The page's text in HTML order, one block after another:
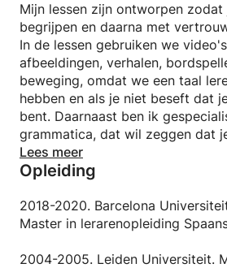
Mijn lessen zijn ontworpen zodat je de taal leert
begrijpen en daarna met
In de lessen gebruiken we
afbeeldingen, verhalen,
beweging, omdat we een taal
hebben en als je niet beseft dat
bent. Daarnaast ben ik
grammatica, dat wil zeggen dat
logica van de grammaticale
Lees meer
Opleiding
2018-2020. Barcelona
Master in lerarenopleiding
2004-2005. Leiden Universiteit.